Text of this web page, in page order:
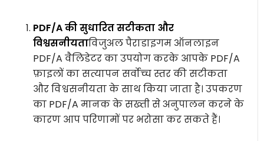
PDF/A की सुधारित सटीकता और
विश्वसनीयताविजुअल पैराडाइगम ऑनलाइन
PDF/A वैलिडेटर का उपयोग करके आपके PDF/A
फ़ाइलों का सत्यापन सर्वोच्च स्तर की सटीकता
और विश्वसनीयता के साथ किया जाता है। उपकरण
का PDF/A मानक के सख्ती से अनुपालन करने के
कारण आप परिणामों पर भरोसा कर सकते हैं।